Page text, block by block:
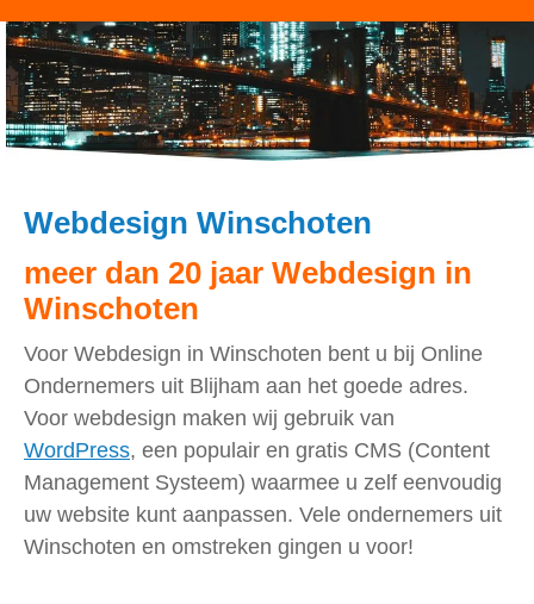
Webdesign Winschoten
meer dan 20 jaar Webdesign in
Winschoten
Voor Webdesign in Winschoten bent u bij Online
Ondernemers uit Blijham aan het goede adres.
Voor webdesign maken wij gebruik van
WordPress, een populair en gratis CMS (Content
Management Systeem) waarmee u zelf eenvoudig
uw website kunt aanpassen. Vele ondernemers uit
Winschoten en omstreken gingen u voor!